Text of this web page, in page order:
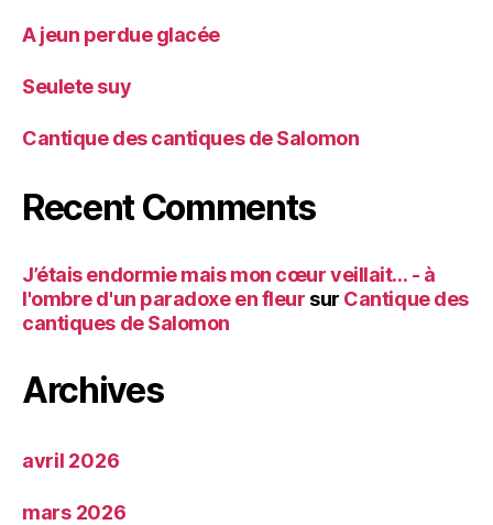
A jeun perdue glacée
Seulete suy
Cantique des cantiques de Salomon
Recent Comments
J’étais endormie mais mon cœur veillait… - à
l'ombre d'un paradoxe en fleur sur Cantique des
cantiques de Salomon
Archives
avril 2026
mars 2026